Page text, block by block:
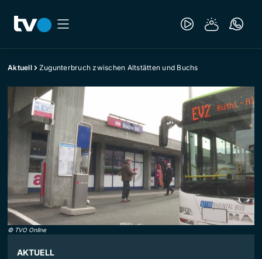
Aktuell Zugunterbruch zwischen Altstätten und Buchs
© TVO Online
AKTUELL